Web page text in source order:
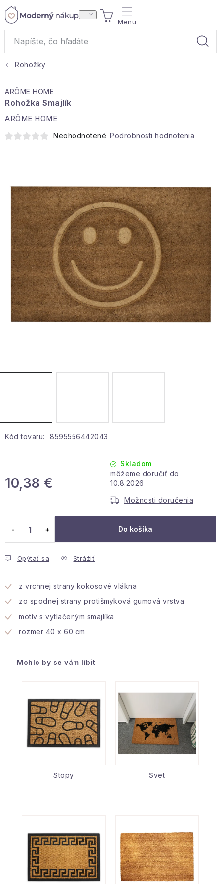
Prejsť
obsah
NÁKUPNÝ
KOŠÍK
Akcie a výpredaj
Darčeky
Bytové vône
Domácnosť
Hobby a záhrada
Kolekcia
Zdravie a krása
Šport a outdoor
Veľkoobchodná spolupráca
Obchodné podmienky
Info o nákupe
Kontakty O nás
Rohožky
Kód tovaru: 8595556442043
10,38 €
Skladom
10.8.2026
Možnosti doručenia
Do košíka
Opýtať sa Strážiť
z vrchnej strany kokosové vlákna
zo spodnej strany protišmyková gumová vrstva
motív s vytlačeným smajlíka
rozmer 40 x 60 cm
Mohlo by se vám líbit
Stopy Svet
ARÔME HOME
Rohožka Smajlík
ARÔME HOME
Neohodnotené Podrobnosti hodnotenia